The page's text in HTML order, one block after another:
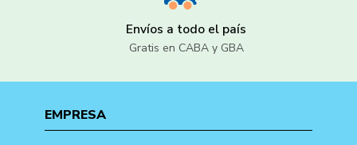
Envíos a todo el país
Gratis en CABA y GBA
EMPRESA